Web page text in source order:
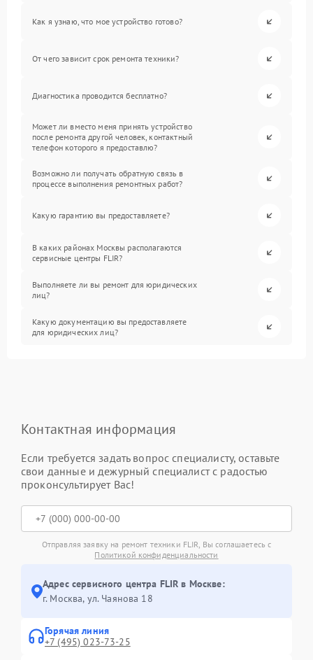
Как я узнаю, что мое устройство готово?
От чего зависит срок ремонта техники?
Диагностика проводится бесплатно?
Может ли вместо меня принять устройство
после ремонта другой человек, контактный
телефон которого я предоставлю?
Возможно ли получать обратную связь в
процессе выполнения ремонтных работ?
Какую гарантию вы предоставляете?
В каких районах Москвы располагаются
сервисные центры FLIR?
Выполняете ли вы ремонт для юридических
лиц?
Какую документацию вы предоставляете
для юридических лиц?
Контактная информация
Если требуется задать вопрос специалисту, оставьте
свои данные и дежурный специалист с радостью
проконсультирует Вас!
Отправляя заявку на ремонт техники FLIR, Вы соглашаетесь с
Политикой конфиденциальности
Адрес сервисного центра FLIR в Москве:
г. Москва, ул. Чаянова 18
Горячая линия
+7 (495) 023-73-25